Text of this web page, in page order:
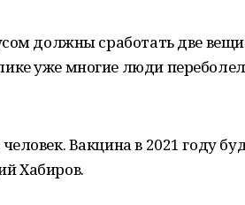
должны сработать две
уже многие люди
Вакцина в 2021 году
Хабиров.